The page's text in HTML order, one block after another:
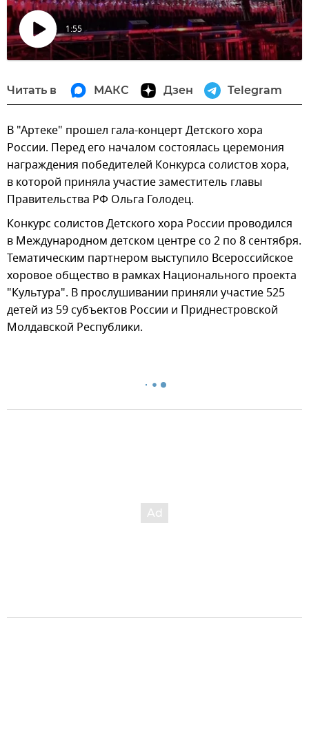
Воспроизвести
1:55
Читать в МАКС Дзен Telegram
В "Артеке" прошел гала-концерт Детского хора
России. Перед его началом состоялась церемония
награждения победителей Конкурса солистов хора,
в которой приняла участие заместитель главы
Правительства РФ Ольга Голодец.
Конкурс солистов Детского хора России проводился
в Международном детском центре со 2 по 8 сентября.
Тематическим партнером выступило Всероссийское
хоровое общество в рамках Национального проекта
"Культура". В прослушивании приняли участие 525
детей из 59 субъектов России и Приднестровской
Молдавской Республики.